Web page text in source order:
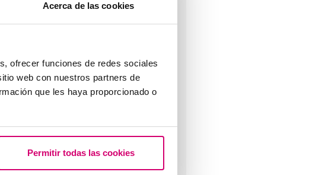
Acerca de las cookies
ofrecer funciones de redes sociales
web con nuestros partners de
que les haya proporcionado o
Permitir todas las cookies
Le létrozole, la meilleure
alternative pour induire
l’ovaire polykystique.
L'éjaculation précoce est-elle un